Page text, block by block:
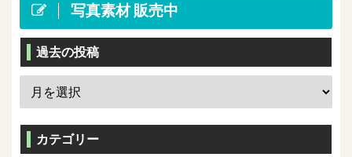
写真素材 販売中
過去の投稿
カテゴリー